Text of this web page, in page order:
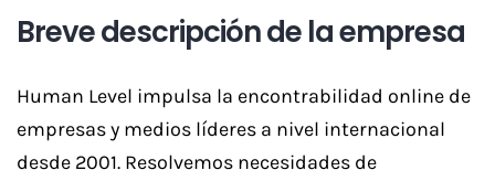
Breve descripción de la empresa
Human Level impulsa la encontrabilidad online de
empresas y medios líderes a nivel internacional
desde 2001. Resolvemos necesidades de